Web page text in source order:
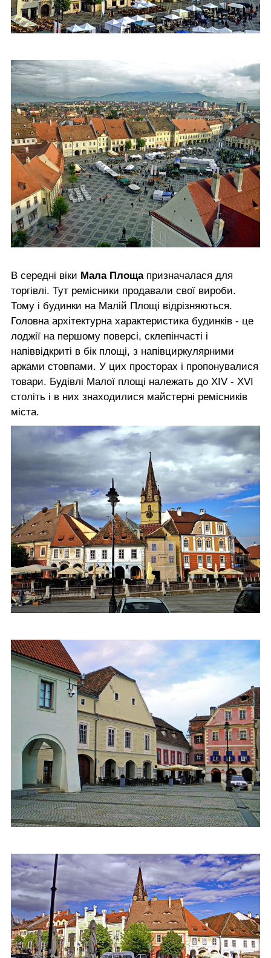
В середні віки Мала Площапризначалася для
торгівлі. Тут ремісники продавали свої вироби.
Тому і будинки на Малій Площі відрізняються.
Головна архітектурна характеристика будинків - це
лоджії на першому поверсі, склепінчасті і
напіввідкриті в бік площі, з напівциркулярними
арками стовпами. У цих просторах і пропонувалися
товари. Будівлі Малої площі належать до XIV - XVI
століть і в них знаходилися майстерні ремісників
міста.